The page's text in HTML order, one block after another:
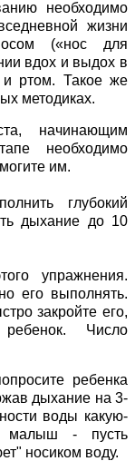
необходимо
жизни
(«нос для
вдох и выдох в
и ртом. Такое же
методиках.
начинающим
необходимо
им.
глубокий
дыхание до 10
упражнения.
его выполнять.
закройте его,
Число
ребенка
дыхание на 3-
воды какую-
малыш - пусть
носиком воду.